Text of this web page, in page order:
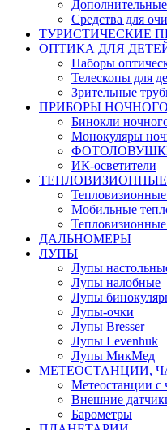
Средства для
ТУРИСТИЧЕСКИЕ
ОПТИКА ДЛЯ
Наборы
Телескопы для
Зрительные
ПРИБОРЫ
Бинокли
Монокуляры
ИК-осветители
Мобильные
ДАЛЬНОМЕРЫ
ЛУПЫ
Лупы
Лупы налобные
Лупы
Лупы-очки
Лупы Bresser
Лупы Levenhuk
Лупы МикМед
МЕТЕОСТАНЦИИ,
Метеостанции с
Внешние
Барометры